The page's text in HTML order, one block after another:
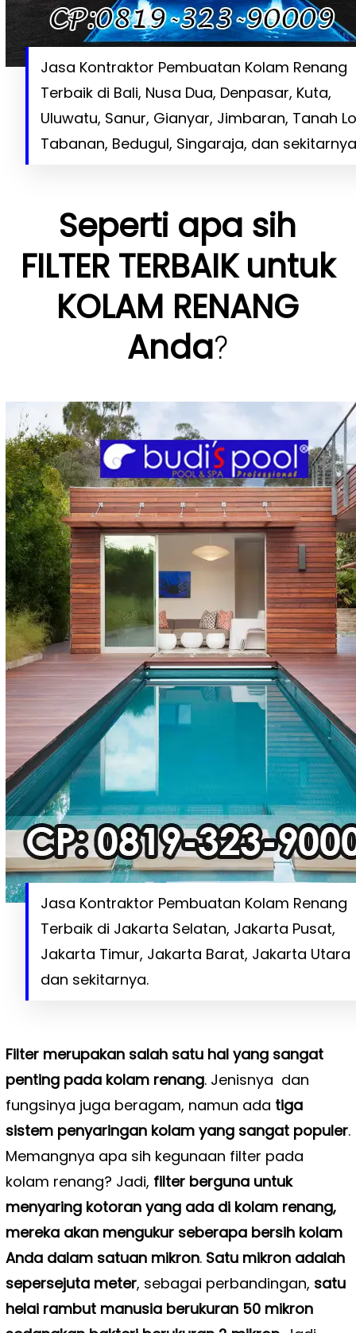
Jasa Kontraktor Pembuatan Kolam Renang
Terbaik di Bali, Nusa Dua, Denpasar, Kuta,
Uluwatu, Sanur, Gianyar, Jimbaran, Tanah
Tabanan, Bedugul, Singaraja, dan
Seperti apa sih
FILTERTERBAIK untuk
KOLAM RENANG
Anda?
Jasa Kontraktor Pembuatan Kolam Renang
Terbaik di Jakarta Selatan, Jakarta Pusat,
Jakarta Timur, Jakarta Barat, Jakarta Utara
dan sekitarnya.
Filter merupakan salah satu hal yang sangat
penting pada kolam renang. Jenisnya dan
fungsinya juga beragam, namun ada tiga
sistem penyaringan kolam yang sangat populer.
Memangnya apa sih kegunaan filter pada
kolam renang? Jadi, filter berguna untuk
menyaring kotoran yang ada di kolam renang,
mereka akan mengukur seberapa bersih kolam
Anda dalam satuan mikron. Satu mikron adalah
sepersejuta meter, sebagai perbandingan, satu
helai rambut manusia berukuran 50 mikron